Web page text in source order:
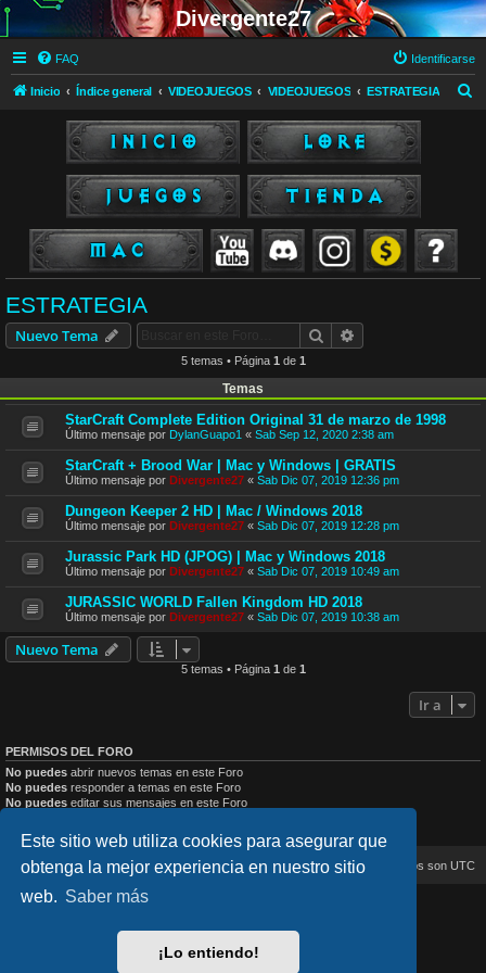
Este sitio web utiliza cookies para asegurar que
obtenga la mejor experiencia en nuestro sitio
web. Saber más
¡Lo entiendo!
Divergente27
FAQ Identificarse
Inicio Índice general VIDEOJUEGOS VIDEOJUEGOS ESTRATEGIA
ESTRATEGIA
Nuevo Tema Buscar
5 temas • Página 1 de 1
Temas
StarCraft Complete Edition Original 31 de marzo de 1998
Último mensaje por DylanGuapo1 « Sab Sep 12, 2020 2:38 am
StarCraft + Brood War | Mac y Windows | GRATIS
Último mensaje por Divergente27 « Sab Dic 07, 2019 12:36 pm
Dungeon Keeper 2 HD | Mac / Windows 2018
Último mensaje por Divergente27 « Sab Dic 07, 2019 12:28 pm
Jurassic Park HD (JPOG) | Mac y Windows 2018
Último mensaje por Divergente27 « Sab Dic 07, 2019 10:49 am
JURASSIC WORLD Fallen Kingdom HD 2018
Último mensaje por Divergente27 « Sab Dic 07, 2019 10:38 am
Nuevo Tema
5 temas • Página 1 de 1
Ir a
PERMISOS DEL FORO
No puedes abrir nuevos temas en este Foro
No puedes responder a temas en este Foro
No puedes editar sus mensajes en este Foro
No puedes
enviar adjuntos en este Foro
Inicio Índice general Todos los horarios son UTC
Desarrollado porphpBB® Forum Software © phpBB Limited